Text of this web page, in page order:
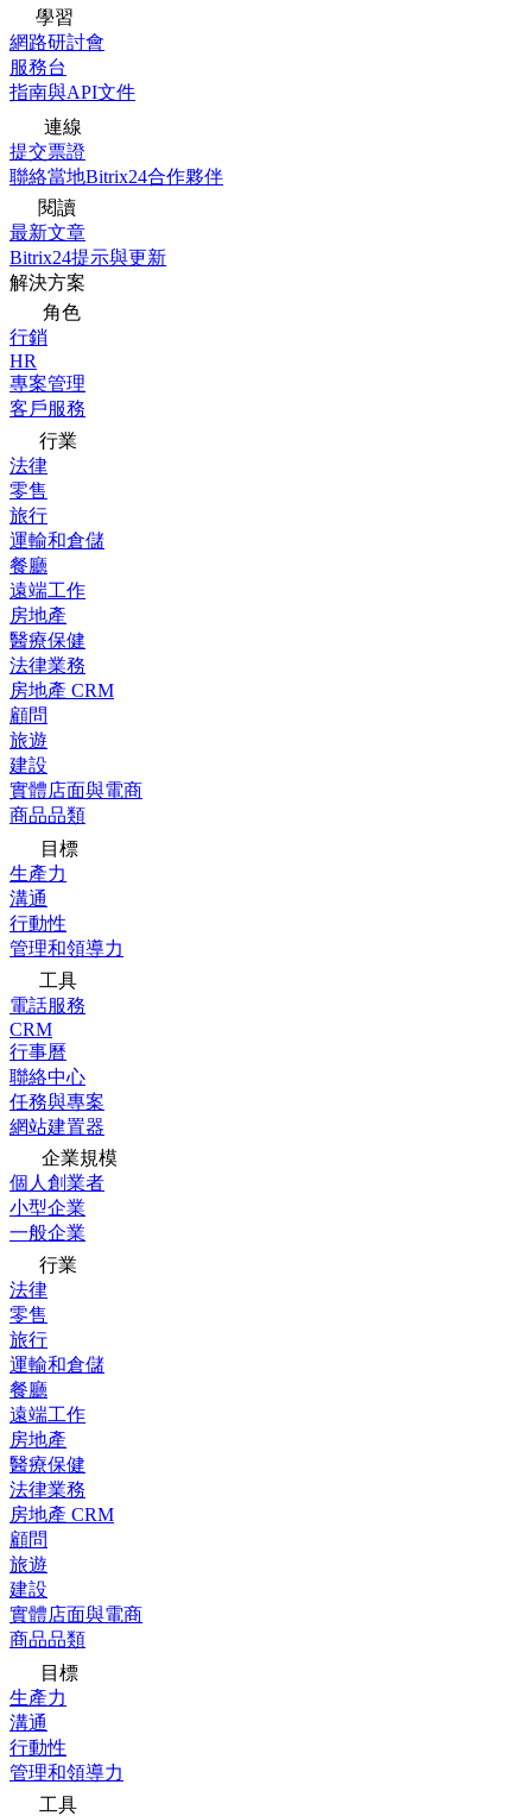
學習
網路研討會
服務台
指南與API文件
連線
提交票證
聯絡當地Bitrix24合作夥伴
閱讀
最新文章
Bitrix24提示與更新
解決方案
角色
行銷
HR
專案管理
客戶服務
行業
法律
零售
旅行
運輸和倉儲
餐廳
遠端工作
房地產
醫療保健
法律業務
房地產 CRM
顧問
旅遊
建設
實體店面與電商
商品品類
目標
生產力
溝通
行動性
管理和領導力
工具
電話服務
CRM
行事曆
聯絡中心
任務與專案
網站建置器
企業規模
個人創業者
小型企業
一般企業
行業
法律
零售
旅行
運輸和倉儲
餐廳
遠端工作
房地產
醫療保健
法律業務
房地產 CRM
顧問
旅遊
建設
實體店面與電商
商品品類
目標
生產力
溝通
行動性
管理和領導力
工具